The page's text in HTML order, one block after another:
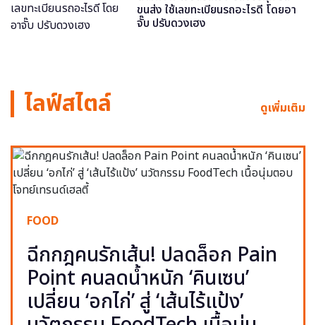
ขนส่ง ใช้เลขทะเบียนรถอะไรดี โดยอา
จั๊บ ปรับดวงเฮง
ไลฟ์สไตล์ ดูเพิ่มเติม
FOOD
ฉีกกฎคนรักเส้น! ปลดล็อก Pain
Point คนลดน้ำหนัก ‘คินเซน’
เปลี่ยน ‘อกไก่’ สู่ ‘เส้นไร้แป้ง’